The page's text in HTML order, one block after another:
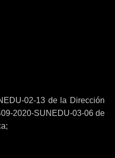
02-13 de la Dirección
2020-SUNEDU-03-06 de